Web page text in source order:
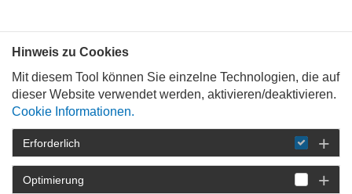
STARTSEITE DETAIL
Hinweis zu Cookies
Mit diesem Tool können Sie einzelne Technologien, die auf
dieser Website verwendet werden, aktivieren/deaktivieren.
Cookie Informationen.
Erforderlich
Optimierung